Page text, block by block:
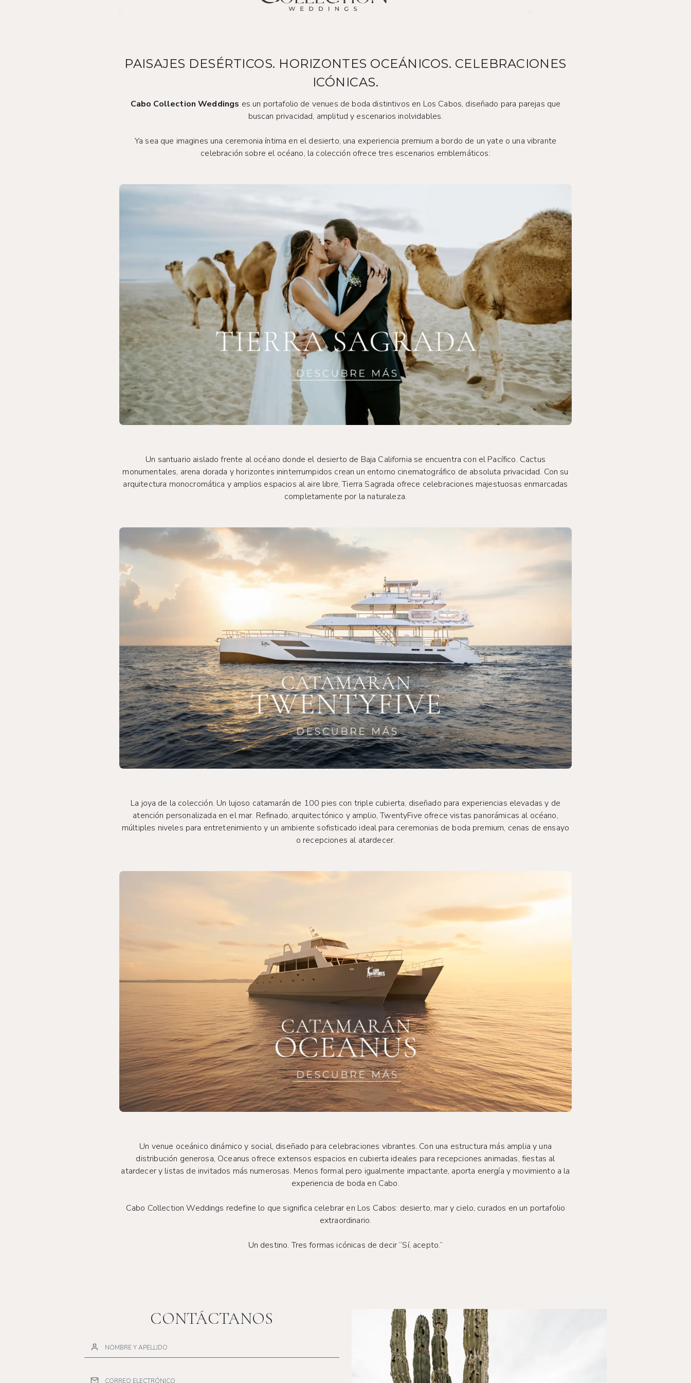
PAISAJES DESÉRTICOS. HORIZONTES OCEÁNICOS. CELEBRACIONES
ICÓNICAS.
Cabo Collection Weddings es un portafolio de venues de boda distintivos en Los Cabos, diseñado para parejas que
buscan privacidad, amplitud y escenarios inolvidables.
Ya sea que imagines una ceremonia íntima en el desierto, una experiencia premium a bordo de un yate o una vibrante
celebración sobre el océano, la colección ofrece tres escenarios emblemáticos:
Un santuario aislado frente al océano donde el desierto de Baja California se encuentra con el Pacífico. Cactus
monumentales, arena dorada y horizontes ininterrumpidos crean un entorno cinematográfico de absoluta privacidad. Con su
arquitectura monocromática y amplios espacios al aire libre, Tierra Sagrada ofrece celebraciones majestuosas enmarcadas
completamente por la naturaleza.
La joya de la colección. Un lujoso catamarán de 100 pies con triple cubierta, diseñado para experiencias elevadas y de
atención personalizada en el mar. Refinado, arquitectónico y amplio, TwentyFive ofrece vistas panorámicas al océano,
múltiples niveles para entretenimiento y un ambiente sofisticado ideal para ceremonias de boda premium, cenas de ensayo
o recepciones al atardecer.
Un venue oceánico dinámico y social, diseñado para celebraciones vibrantes. Con una estructura más amplia y una
distribución generosa, Oceanus ofrece extensos espacios en cubierta ideales para recepciones animadas, fiestas al
atardecer y listas de invitados más numerosas. Menos formal pero igualmente impactante, aporta energía y movimiento a la
experiencia de boda en Cabo.
Cabo Collection Weddings redefine lo que significa celebrar en Los Cabos: desierto, mar y cielo, curados en un portafolio
extraordinario.
Un destino. Tres formas icónicas de decir “Sí, acepto.”
CONTÁCTANOS